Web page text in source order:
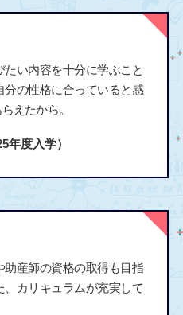
い内容を十分に学ぶこと
の性格に合っていると感
えたから。
年度入学）
産師の資格の取得も目指
カリキュラムが充実して